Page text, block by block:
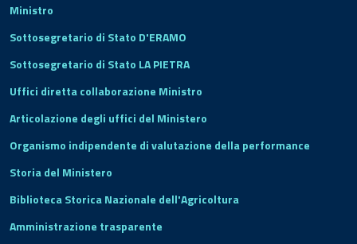
Ministro
Sottosegretario di Stato D'ERAMO
Sottosegretario di Stato LA PIETRA
Uffici diretta collaborazione Ministro
Articolazione degli uffici del Ministero
Organismo indipendente di valutazione della performance
Storia del Ministero
Biblioteca Storica Nazionale dell'Agricoltura
Amministrazione trasparente